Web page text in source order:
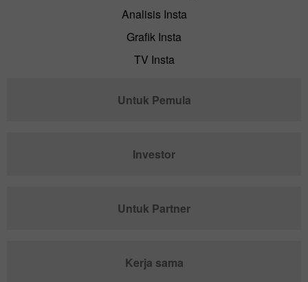
Analisis Insta
Grafik Insta
TV Insta
Untuk Pemula
Investor
Untuk Partner
Kerja sama